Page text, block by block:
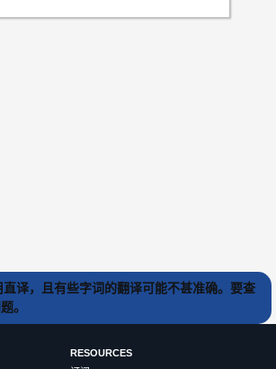
译，且有些字词的翻译可能不甚准确。要查
。
RESOURCES